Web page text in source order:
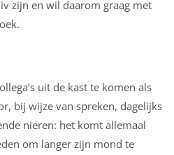
zijn en wil daarom graag met
uit de kast te komen als
bij wijze van spreken, dagelijks
nieren: het komt allemaal
om langer zijn mond te